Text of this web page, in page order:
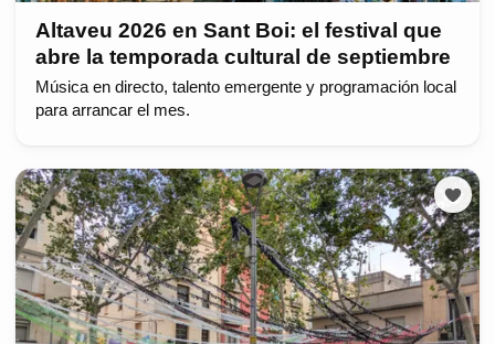
Altaveu 2026 en Sant Boi: el festival que
abre la temporada cultural de septiembre
Música en directo, talento emergente y programación local
para arrancar el mes.